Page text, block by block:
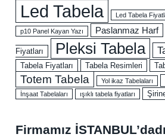
Led Tabela Led Tabela
p10 Panel Kayan Yazı Paslanmaz Harf
Fiyatları Pleksi Tabela
Tabela Fiyatları Tabela Resimleri
Totem Tabela Yol ikaz Tabelaları
İnşaat Tabelaları ışıklı tabela fiyatları
Firmamız